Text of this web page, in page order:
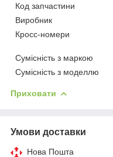
Код запчастини
Виробник
Кросс-номери
Сумісність з маркою
Сумісність з моделлю
Приховати
Умови доставки
Нова Пошта